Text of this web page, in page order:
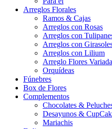
Arreglos Florales
Ramos & Cajas
Arreglos con Rosas
Arreglos con
Arreglos con
Arreglos con Lilium
Arreglo Flores
Orquídeas
Fúnebres
Box de Flores
Complementos
Chocolates &
Desayunos &
Mariachis